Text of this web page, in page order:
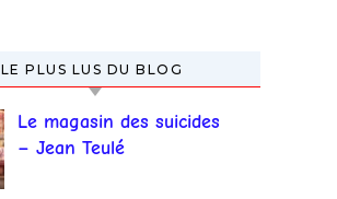
LE PLUS LUS DU BLOG
Le magasin des suicides
– Jean Teulé